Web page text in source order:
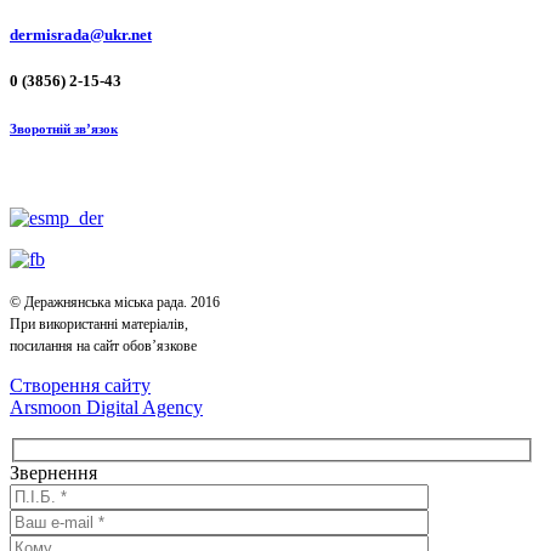
dermisrada@ukr.net
0 (3856) 2-15-43
Зворотній зв’язок
© Деражнянська міська рада. 2016
При використанні матеріалів,
посилання на сайт обов’язкове
Створення сайту
Arsmoon Digital Agency
Звернення